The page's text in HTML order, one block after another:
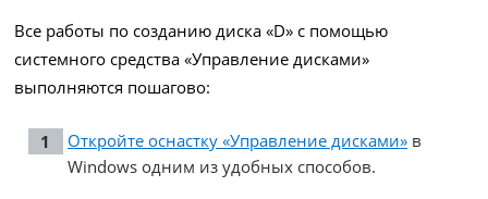
Все работы по созданию диска «D» с помощью
системного средства «Управление дисками»
выполняются пошагово:
Откройте оснастку «Управление дисками»в
Windows одним из удобных способов.